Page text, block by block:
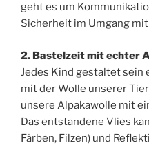
geht es um
Sicherheit im Umgang
2. Bastelzeit mit echter
Jedes Kind gestaltet sein
mit der Wolle unserer
unsere Alpakawolle mit
Das entstandene Vlies
Färben, Filzen) und